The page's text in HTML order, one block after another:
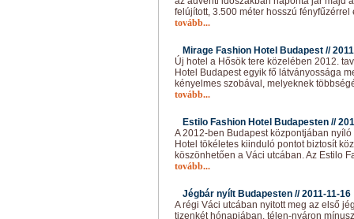
felújított, 3.500 méter hosszú fényfűzérrel
tovább...
Mirage Fashion Hotel Budapest //
Új hotel a Hősök tere közelében 2012.
Hotel Budapest egyik fő látványossága
kényelmes szobával, melyeknek
tovább...
Estilo Fashion Hotel Budapesten //
A 2012-ben Budapest központjában
Hotel tökéletes kiinduló pontot biztosít
köszönhetően a Váci utcában. Az Estilo
tovább...
Jégbár nyílt Budapesten //2011-11-16
A régi Váci utcában nyitott meg az első
tizenkét hónapjában, télen-nyáron